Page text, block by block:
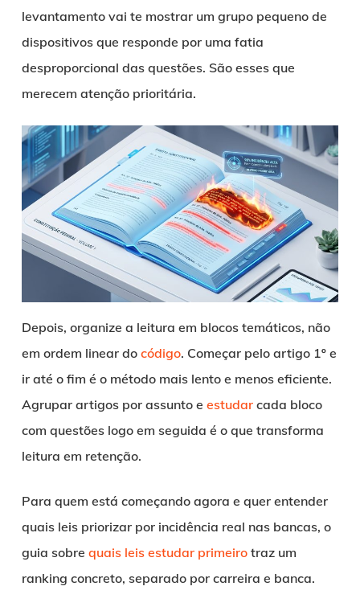
levantamento vai te mostrar um grupo pequeno de
dispositivos que responde por uma fatia
desproporcional das questões. São esses que
merecem atenção prioritária.
Depois, organize a leitura em blocos temáticos, não
em ordem linear do código. Começar pelo artigo 1º e
ir até o fim é o método mais lento e menos eficiente.
Agrupar artigos por assunto e estudarcada bloco
com questões logo em seguida é o que transforma
leitura em retenção.
Para quem está começando agora e quer entender
quais leis priorizar por incidência real nas bancas, o
guia sobre quais leis estudar primeirotraz um
ranking concreto, separado por carreira e banca.